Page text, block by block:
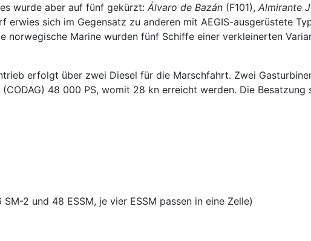
wurde aber auf fünf gekürzt: Álvaro de Bazán (F101), Almirante
erwies sich im Gegensatz zu anderen mit AEGIS-ausgerüstete
Marine wurden fünf Schiffe einer verkleinerten
erfolgt über zwei Diesel für die Marschfahrt. Zwei
48 000 PS, womit 28 kn erreicht werden. Die Besatzung
2 und 48 ESSM, je vier ESSM passen in eine Zelle)